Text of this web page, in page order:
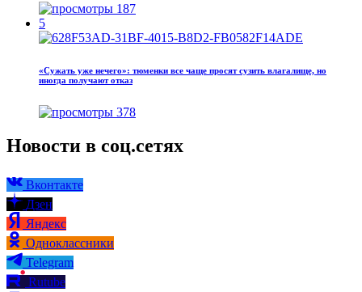
187
5
«Сужать уже нечего»: тюменки все чаще просят сузить влагалище, но
иногда получают отказ
378
Новости в соц.сетях
Вконтакте
Дзен
Яндекс
Одноклассники
Telegram
Rutube